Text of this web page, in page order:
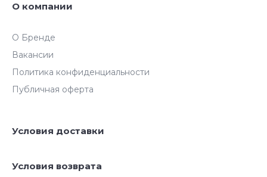
О компании
О Бренде
Вакансии
Политика конфиденциальности
Публичная оферта
Условия доставки
Условия возврата